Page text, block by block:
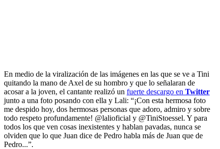
En medio de la viralización de las imágenes en las que se ve a Tini
quitando la mano de Axel de su hombro y que lo señalaran de
acosar a la joven, el cantante realizó un fuerte descargo en Twitter
junto a una foto posando con ella y Lali: “¡Con esta hermosa foto
me despido hoy, dos hermosas personas que adoro, admiro y sobre
todo respeto profundamente! @lalioficial y @TiniStoessel. Y para
todos los que ven cosas inexistentes y hablan pavadas, nunca se
olviden que lo que Juan dice de Pedro habla más de Juan que de
Pedro...”.